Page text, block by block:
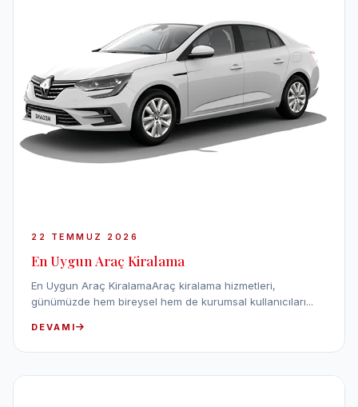
22 TEMMUZ 2026
En Uygun Araç Kiralama
En Uygun Araç KiralamaAraç kiralama hizmetleri,
günümüzde hem bireysel hem de kurumsal kullanıcıları...
DEVAMI